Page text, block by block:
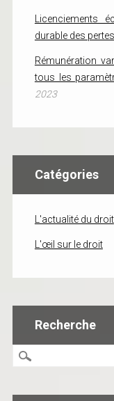
Licenciements
durable des
Rémunération
tous les
2023
Catégories
L'actualité du droit
L'œil sur le droit
Recherche